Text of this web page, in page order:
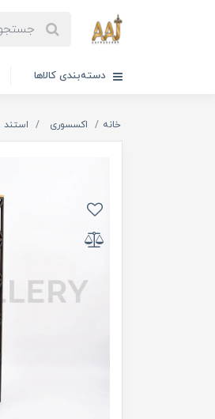
دسته‌بندی کالاها
خانه اکسسوری استند